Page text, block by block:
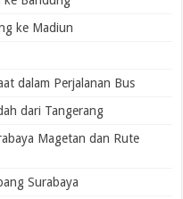
ke Madiun
dalam Perjalanan Bus
dari Tangerang
Magetan dan Rute
Surabaya